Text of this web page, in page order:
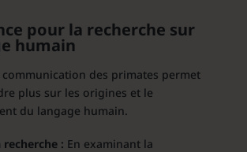
pour la recherche sur
humain
communication des primates permet
plus sur les origines et le
du langage humain.
: En examinant la